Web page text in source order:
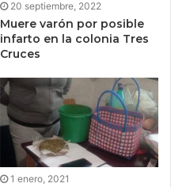
20 septiembre, 2022
Muere varón por posible
infarto en la colonia Tres
Cruces
1 enero, 2021